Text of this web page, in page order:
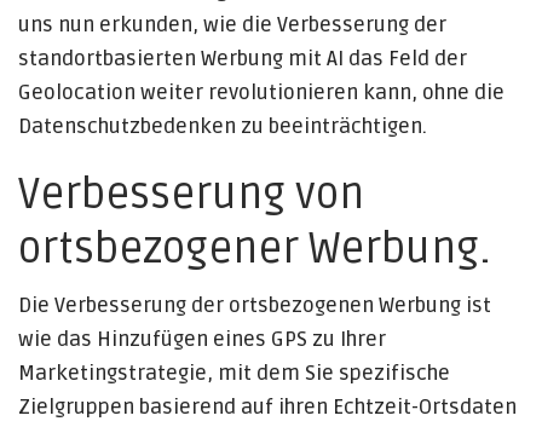
uns nun erkunden, wie die Verbesserung der
standortbasierten Werbung mit AI das Feld der
Geolocation weiter revolutionieren kann, ohne die
Datenschutzbedenken zu beeinträchtigen.
Verbesserung von
ortsbezogener Werbung.
Die Verbesserung der ortsbezogenen Werbung ist
wie das Hinzufügen eines GPS zu Ihrer
Marketingstrategie, mit dem Sie spezifische
Zielgruppen basierend auf ihren Echtzeit-Ortsdaten